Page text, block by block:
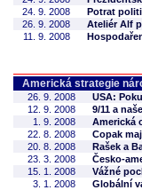
24. 9. 2008
Potrat
26. 9. 2008
Ateliér Alf
11. 9. 2008
Americká strategie
26. 9. 2008
USA:
12. 9. 2008
9/11 a
1. 9. 2008
Americká
22. 8. 2008
Copak
20. 8. 2008
Rašek a
23. 3. 2008
Česko-
15. 1. 2008
Vážné
3. 1. 2008
Globální